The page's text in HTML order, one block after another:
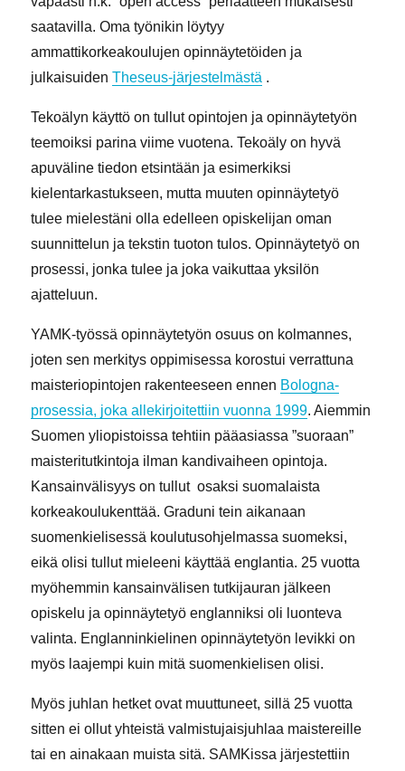
saatavilla. Oma työnikin löytyy
ammattikorkeakoulujen opinnäytetöiden ja
julkaisuidenTheseus-järjestelmästä .
Tekoälyn käyttö on tullut opintojen ja opinnäytetyön
teemoiksi parina viime vuotena. Tekoäly on hyvä
apuväline tiedon etsintään ja esimerkiksi
kielentarkastukseen, mutta muuten opinnäytetyö
tulee mielestäni olla edelleen opiskelijan oman
suunnittelun ja tekstin tuoton tulos. Opinnäytetyö on
prosessi, jonka tulee ja joka vaikuttaa yksilön
ajatteluun.
YAMK-työssä opinnäytetyön osuus on kolmannes,
joten sen merkitys oppimisessa korostui verrattuna
maisteriopintojen rakenteeseen ennen Bologna-
prosessia, joka allekirjoitettiin vuonna 1999. Aiemmin
Suomen yliopistoissa tehtiin pääasiassa ”suoraan”
maisteritutkintoja ilman kandivaiheen opintoja.
Kansainvälisyys on tullut osaksi suomalaista
korkeakoulukenttää. Graduni tein aikanaan
suomenkielisessä koulutusohjelmassa suomeksi,
eikä olisi tullut mieleeni käyttää englantia. 25 vuotta
myöhemmin kansainvälisen tutkijauran jälkeen
opiskelu ja opinnäytetyö englanniksi oli luonteva
valinta. Englanninkielinen opinnäytetyön levikki on
myös laajempi kuin mitä suomenkielisen olisi.
Myös juhlan hetket ovat muuttuneet, sillä 25 vuotta
sitten ei ollut yhteistä valmistujaisjuhlaa maistereille
tai en ainakaan muista sitä. SAMKissa järjestettiin